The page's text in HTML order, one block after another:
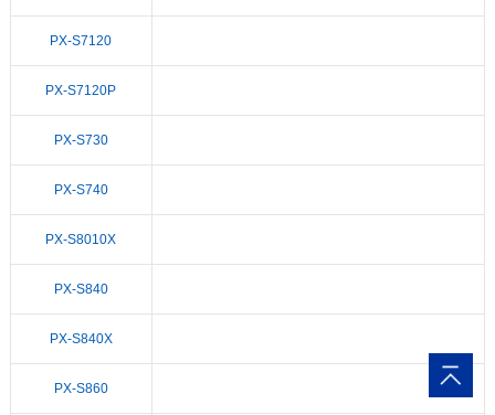
PX-S7120
PX-S7120P
PX-S730
PX-S740
PX-S8010X
PX-S840
PX-S840X
PX-S860